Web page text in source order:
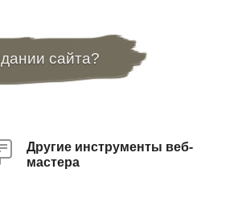
сайта?
Другие инструменты веб-
мастера